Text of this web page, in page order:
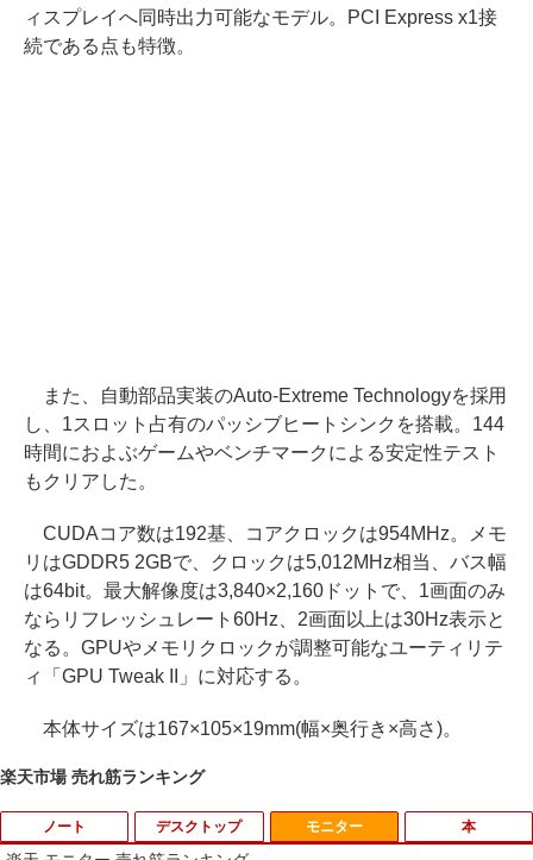
ィスプレイへ同時出力可能なモデル。PCI Express x1接
続である点も特徴。
また、自動部品実装のAuto-Extreme Technologyを採用
し、1スロット占有のパッシブヒートシンクを搭載。144
時間におよぶゲームやベンチマークによる安定性テスト
もクリアした。
CUDAコア数は192基、コアクロックは954MHz。メモ
リはGDDR5 2GBで、クロックは5,012MHz相当、バス幅
は64bit。最大解像度は3,840×2,160ドットで、1画面のみ
ならリフレッシュレート60Hz、2画面以上は30Hz表示と
なる。GPUやメモリクロックが調整可能なユーティリテ
ィ「GPU Tweak II」に対応する。
本体サイズは167×105×19mm(幅×奥行き×高さ)。
楽天市場 売れ筋ランキング
ノート デスクトップ モニター 本